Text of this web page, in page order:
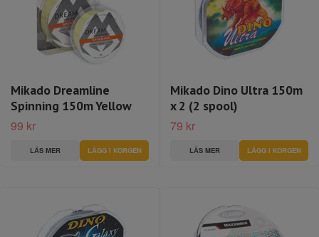
Mikado Dreamline
Spinning 150m Yellow
99 kr
LÄS MER LÄGG I KORGEN
Mikado Dino Ultra 150m
x 2 (2 spool)
79 kr
LÄS MER LÄGG I KORGEN